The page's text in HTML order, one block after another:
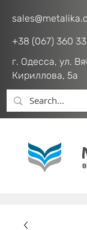
+38 (067) 360
г. Одесса, ул.
Кириллова, 5а